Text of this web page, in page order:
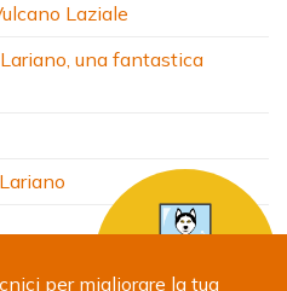
Laziale
una fantastica